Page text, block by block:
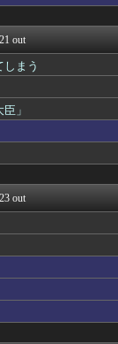
監視部屋-...
監視部屋-...
修羅場・...
！
ロ.com
リバボー｜...
監視部屋-...
out
まう
」
out